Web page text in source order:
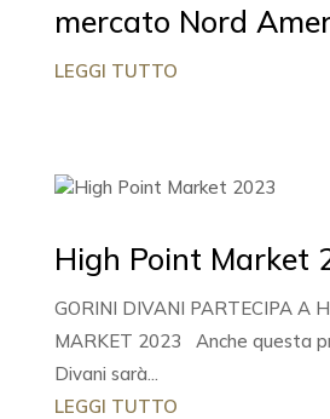
mercato Nord
LEGGI TUTTO
High Point Market
GORINI DIVANI PARTECIPA A
MARKET 2023 Anche questa
Divani sarà...
LEGGI TUTTO